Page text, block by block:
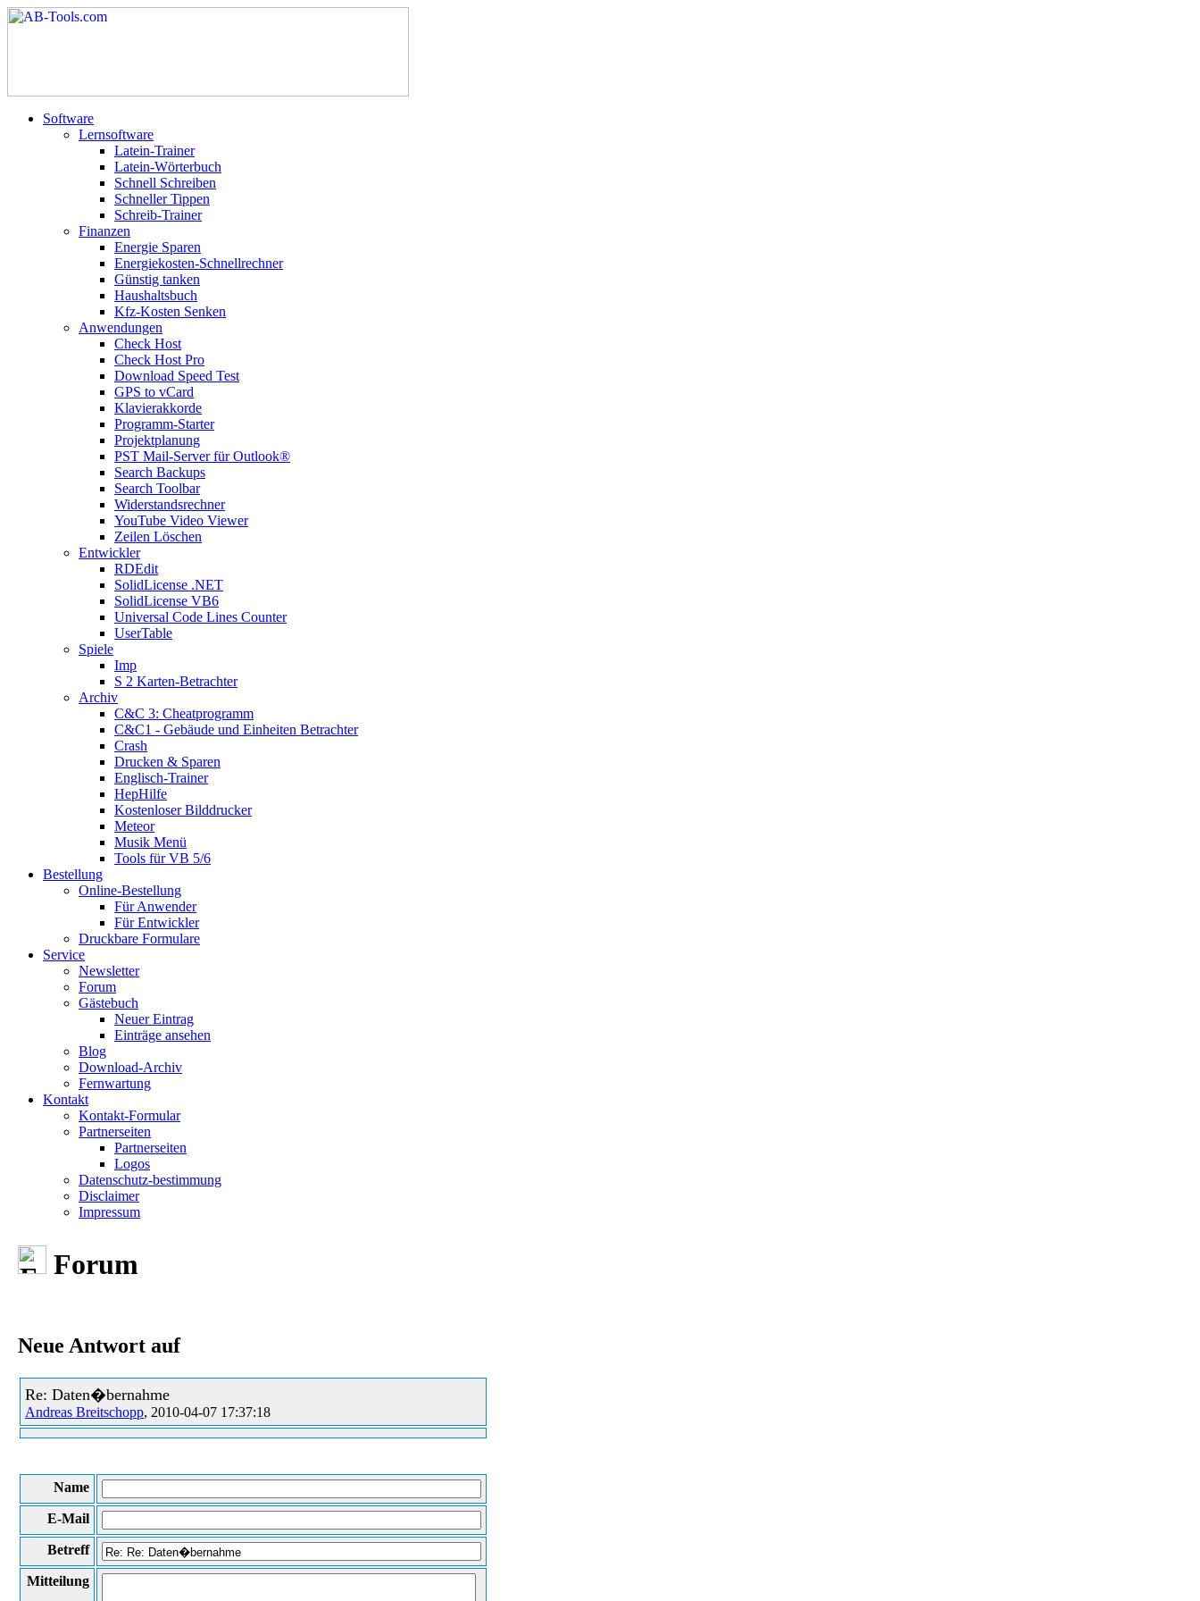
Software
Lernsoftware
Latein-Trainer
Latein-Wörterbuch
Schnell Schreiben
Schneller Tippen
Schreib-Trainer
Finanzen
Energie Sparen
Energiekosten-Schnellrechner
Günstig tanken
Haushaltsbuch
Kfz-Kosten Senken
Anwendungen
Check Host
Check Host Pro
Download Speed Test
GPS to vCard
Klavierakkorde
Programm-Starter
Projektplanung
PST Mail-Server für Outlook®
Search Backups
Search Toolbar
Widerstandsrechner
YouTube Video Viewer
Zeilen Löschen
Entwickler
RDEdit
SolidLicense .NET
SolidLicense VB6
Universal Code Lines Counter
UserTable
Spiele
Imp
S 2 Karten-Betrachter
Archiv
C&C 3: Cheatprogramm
C&C1 - Gebäude und Einheiten Betrachter
Crash
Drucken & Sparen
Englisch-Trainer
HepHilfe
Kostenloser Bilddrucker
Meteor
Musik Menü
Tools für VB 5/6
Bestellung
Online-Bestellung
Für Anwender
Für Entwickler
Druckbare Formulare
Service
Newsletter
Forum
Gästebuch
Neuer Eintrag
Einträge ansehen
Blog
Download-Archiv
Fernwartung
Kontakt
Kontakt-Formular
Partnerseiten
Partnerseiten
Logos
Datenschutz-bestimmung
Disclaimer
Impressum
Forum
Neue Antwort auf
Re: Daten�bernahme
Andreas Breitschopp, 2010-04-07 17:37:18
Name
E-Mail
Betreff
Mitteilung